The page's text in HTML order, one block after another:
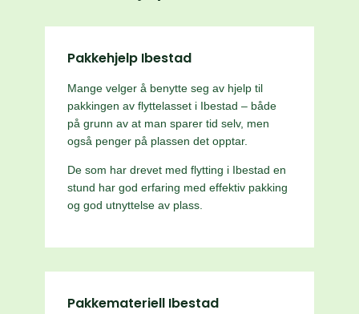
Pakkehjelp Ibestad
Mange velger å benytte seg av hjelp til
pakkingen av flyttelasset i Ibestad – både
på grunn av at man sparer tid selv, men
også penger på plassen det opptar.
De som har drevet med flytting i Ibestad en
stund har god erfaring med effektiv pakking
og god utnyttelse av plass.
Pakkemateriell Ibestad